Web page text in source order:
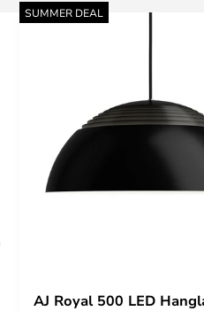
SUMMER DEAL
AJ Royal 500 LED